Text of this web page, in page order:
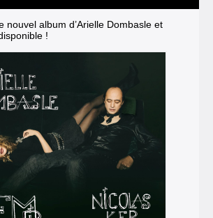
le nouvel album d’Arielle Dombasle et
!